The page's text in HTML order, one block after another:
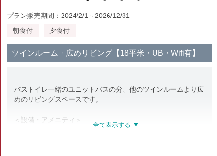
プラン販売期間：2024/2/1～2026/12/31
朝食付
夕食付
ツインルーム・広めリビング【18平米・UB・Wifi有】
バストイレ一緒のユニットバスの分、他のツインルームより広
めのリビングスペースです。
＜設備・アメニティ＞
TV(43型)、冷蔵庫、エアコン、ドライヤー、電気ケトル、加